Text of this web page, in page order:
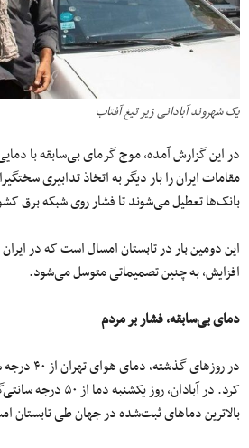
یک شهروند آبادانی زیر تیغ آفتاب
مقامات ایران را بار دیگر به اتخاذ تدابیری
بانک‌ها تعطیل می‌شوند تا فشار روی شبکه برق
این دومین‌ بار در تابستان امسال است که در
افزایش، به چنین تصمیماتی متوسل می‌شود.
دمای بی‌سابقه، فشار بر مردم
در روزهای
کرد. در آبادان، روز
بالاترین دماهای ثبت‌شده در جهان طی تابستان